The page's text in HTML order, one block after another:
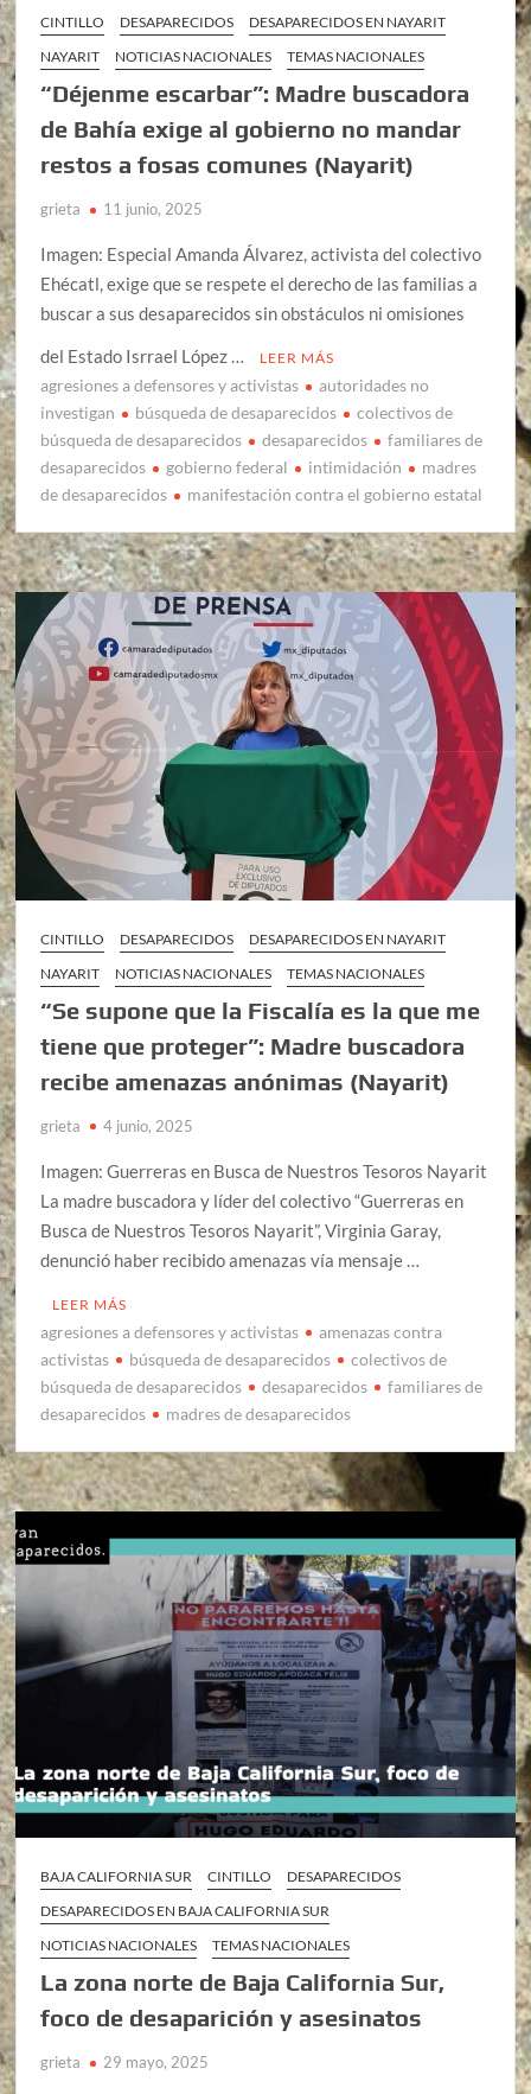
CINTILLO DESAPARECIDOS
DESAPARECIDOS EN NAYARIT
NAYARIT
NOTICIAS NACIONALES TEMAS NACIONALES
“Déjenme escarbar”: Madre buscadora
de Bahía exige al gobierno no mandar
restos a fosas comunes (Nayarit)
grieta 11 junio, 2025
Imagen: Especial Amanda Álvarez, activista del colectivo
Ehécatl, exige que se respete el derecho de las familias a
buscar a sus desaparecidos sin obstáculos ni omisiones
del Estado Isrrael López …
LEER MÁS
agresiones a defensores y activistas
autoridades no
investigan
búsqueda de desaparecidos
colectivos de
búsqueda de desaparecidos
desaparecidos
familiares de
desaparecidos
gobierno federal intimidación
madres
de desaparecidos
manifestación contra el gobierno estatal
CINTILLO DESAPARECIDOS
DESAPARECIDOS EN NAYARIT
NAYARIT
NOTICIAS NACIONALES TEMAS NACIONALES
“Se supone que la Fiscalía es la que me
tiene que proteger”: Madre buscadora
recibe amenazas anónimas (Nayarit)
grieta 4 junio, 2025
Imagen: Guerreras en Busca de Nuestros Tesoros Nayarit
La madre buscadora y líder del colectivo “Guerreras en
Busca de Nuestros Tesoros Nayarit”, Virginia Garay,
denunció haber recibido amenazas vía mensaje …
LEER MÁS
agresiones a defensores y activistas
amenazas contra
activistas
búsqueda de desaparecidos
colectivos de
búsqueda de desaparecidos
desaparecidos
familiares de
desaparecidos
madres de desaparecidos
BAJA CALIFORNIA SUR CINTILLO
DESAPARECIDOS
DESAPARECIDOS EN BAJA CALIFORNIA SUR
NOTICIAS NACIONALES
TEMAS NACIONALES
La zona norte de Baja California Sur,
foco de desaparición y asesinatos
grieta 29 mayo, 2025